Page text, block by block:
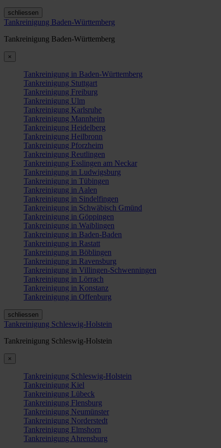
schliessen
Tankreinigung Baden-Württemberg
Tankreinigung Baden-Württemberg
×
Tankreinigung in Baden-Württemberg
Tankreinigung Stuttgart
Tankreinigung Freiburg
Tankreinigung Ulm
Tankreinigung Karlsruhe
Tankreinigung Mannheim
Tankreinigung Heidelberg
Tankreinigung Heilbronn
Tankreinigung Pforzheim
Tankreinigung Reutlingen
Tankreinigung Esslingen am Neckar
Tankreinigung in Ludwigsburg
Tankreinigung in Tübingen
Tankreinigung in Aalen
Tankreinigung in Sindelfingen
Tankreinigung in Schwäbisch Gmünd
Tankreinigung in Göppingen
Tankreinigung in Waiblingen
Tankreinigung in Baden-Baden
Tankreinigung in Rastatt
Tankreinigung in Böblingen
Tankreinigung in Ravensburg
Tankreinigung in Villingen-Schwenningen
Tankreinigung in Lörrach
Tankreinigung in Konstanz
Tankreinigung in Offenburg
schliessen
Tankreinigung Schleswig-Holstein
Tankreinigung Schleswig-Holstein
×
Tankreinigung Schleswig-Holstein
Tankreinigung Kiel
Tankreinigung Lübeck
Tankreinigung Flensburg
Tankreinigung Neumünster
Tankreinigung Norderstedt
Tankreinigung Elmshorn
Tankreinigung Ahrensburg